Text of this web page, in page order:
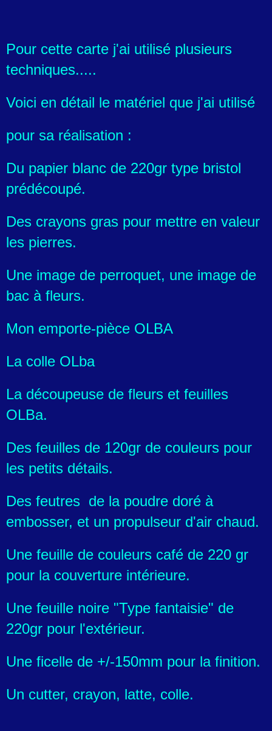
Pour cette carte j'ai utilisé plusieurs
techniques.....
Voici en détail le matériel que j'ai utilisé
pour sa réalisation :
Du papier blanc de 220gr type bristol
prédécoupé.
Des crayons gras pour mettre en valeur
les pierres.
Une image de perroquet, une image de
bac à fleurs.
Mon emporte-pièce OLBA
La colle OLba
La découpeuse de fleurs et feuilles
OLBa.
Des feuilles de 120gr de couleurs pour
les petits détails.
Des feutres de la poudre doré à
embosser, et un propulseur d'air chaud.
Une feuille de couleurs café de 220 gr
pour la couverture intérieure.
Une feuille noire "Type fantaisie" de
220gr pour l'extérieur.
Une ficelle de +/-150mm pour la finition.
Un cutter, crayon, latte, colle.